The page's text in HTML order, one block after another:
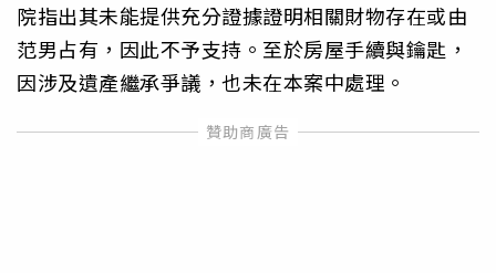
院指出其未能提供充分證據證明相關財物存在或由
范男占有，因此不予支持。至於房屋手續與鑰匙，
因涉及遺產繼承爭議，也未在本案中處理。